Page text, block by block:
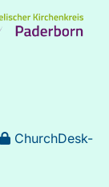
ChurchDesk-